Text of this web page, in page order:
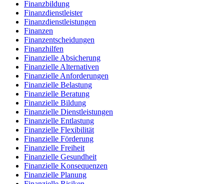
Finanzbildung
Finanzdienstleister
Finanzdienstleistungen
Finanzen
Finanzentscheidungen
Finanzhilfen
Finanzielle Absicherung
Finanzielle Alternativen
Finanzielle Anforderungen
Finanzielle Belastung
Finanzielle Beratung
Finanzielle Bildung
Finanzielle Dienstleistungen
Finanzielle Entlastung
Finanzielle Flexibilität
Finanzielle Förderung
Finanzielle Freiheit
Finanzielle Gesundheit
Finanzielle Konsequenzen
Finanzielle Planung